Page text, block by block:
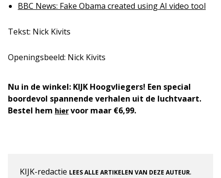
BBC News: Fake Obama created using AI video tool
Tekst: Nick Kivits
Openingsbeeld: Nick Kivits
Nu in de winkel: KIJK Hoogvliegers! Een special
boordevol spannende verhalen uit de luchtvaart.
Bestel hem hiervoor maar €6,99.
KIJK-redactie LEES ALLE ARTIKELEN VAN DEZE AUTEUR.